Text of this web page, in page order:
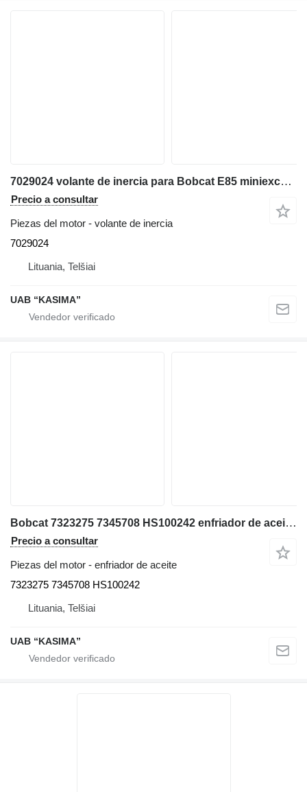
7029024 volante de inercia para Bobcat E85 miniexcavadora
Precio a consultar
Piezas del motor - volante de inercia
7029024
Lituania, Telšiai
UAB “KASIMA”
Bobcat 7323275 7345708 HS100242 enfriador de aceite para Bobcat E85 excavadora
Precio a consultar
Piezas del motor - enfriador de aceite
7323275 7345708 HS100242
Lituania, Telšiai
UAB “KASIMA”